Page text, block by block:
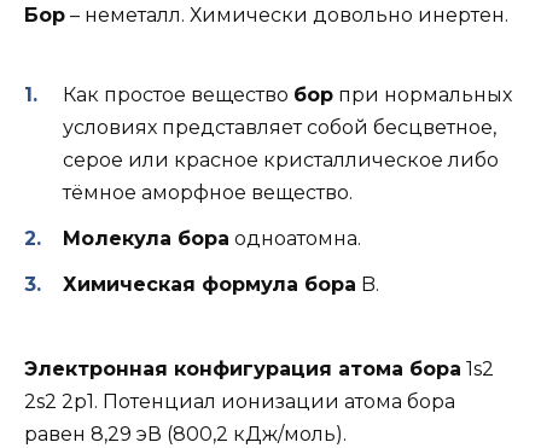
Бор – неметалл. Химически довольно инертен.
Как простое вещество бор при нормальных
условиях представляет собой бесцветное,
серое или красное кристаллическое либо
тёмное аморфное вещество.
Молекула бора одноатомна.
Химическая формула бора B.
Электронная конфигурация атома бора 1s2
2s2 2p1. Потенциал ионизации атома бора
равен 8,29 эВ (800,2 кДж/моль).